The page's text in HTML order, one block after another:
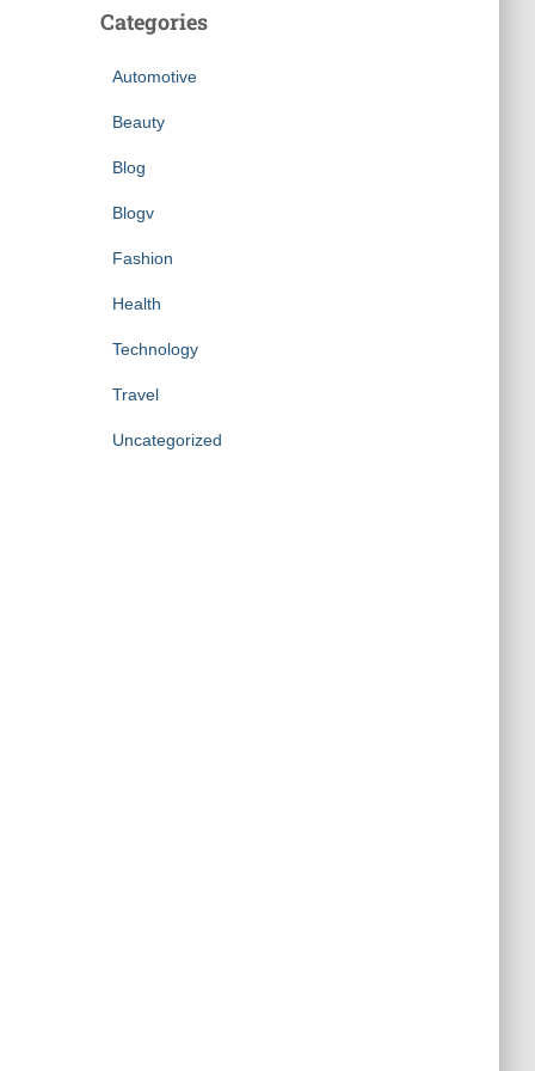
Categories
Automotive
Beauty
Blog
Blogv
Fashion
Health
Technology
Travel
Uncategorized